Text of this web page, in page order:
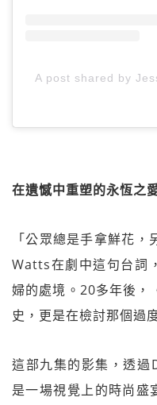
A post shared by
在遺憾中重塑的永恆之
「公眾總是手拿鮮花
Watts在劇中這句台詞
婦的處境。20多年後
史，更是在檢討那個過
這部九集的影集，透
是一場視覺上的時尚盛